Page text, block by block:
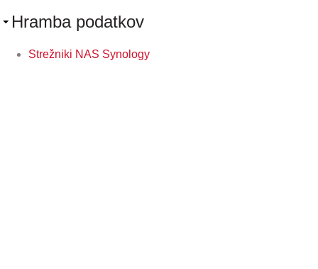
Hramba podatkov
Strežniki NAS Synology